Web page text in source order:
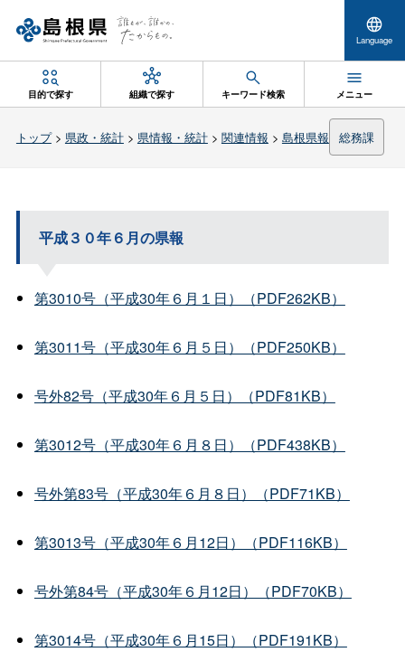
Language
目的で探す 組織で探す キーワード検索 メニュー
トップ> 県政・統計> 県情報・統計> 関連情報 > 島根県報 総務課
平成３０年６月の県報
第3010号（平成30年６月１日）（PDF262KB）
第3011号（平成30年６月５日）（PDF250KB）
号外82号（平成30年６月５日）（PDF81KB）
第3012号（平成30年６月８日）（PDF438KB）
号外第83号（平成30年６月８日）（PDF71KB）
第3013号（平成30年６月12日）（PDF116KB）
号外第84号（平成30年６月12日）（PDF70KB）
第3014号（平成30年６月15日）（PDF191KB）